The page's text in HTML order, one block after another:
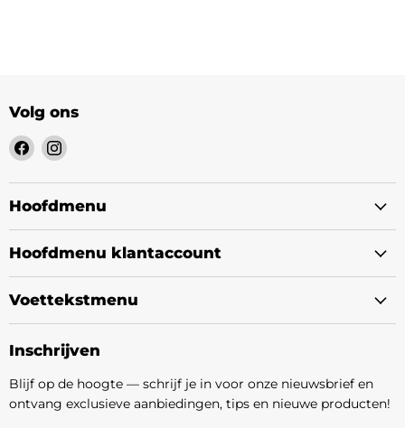
Volg ons
Vind
ons
op
Facebook
Vind
op
Instagram
Hoofdmenu
Hoofdmenu klantaccount
Voettekstmenu
Inschrijven
Blijf op de hoogte — schrijf je in voor onze nieuwsbrief en
ontvang exclusieve aanbiedingen, tips en nieuwe producten!